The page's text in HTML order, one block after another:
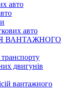
авто
авто
ВАНТАЖНОГО
двигунів
вантажного